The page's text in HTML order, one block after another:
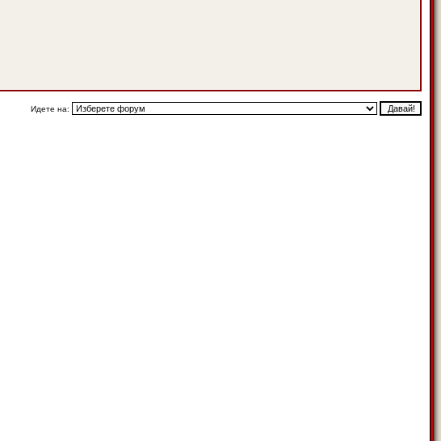
Идете на: